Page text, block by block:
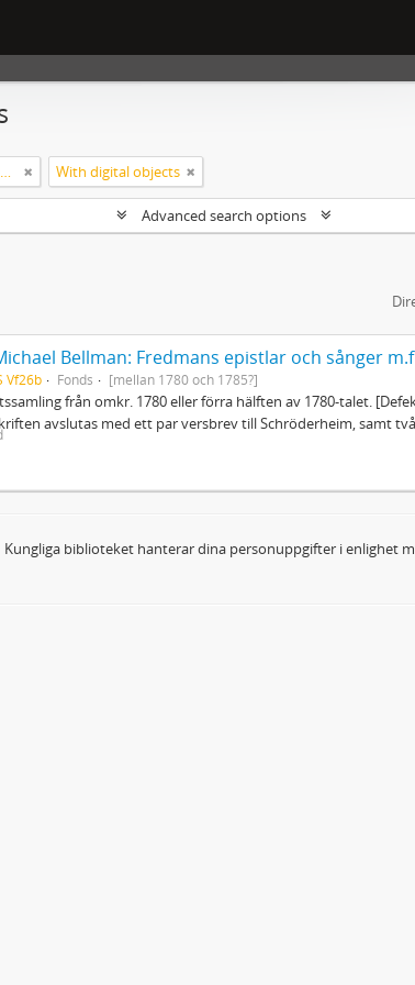
Carl Michael Bellman: Fredmans epistlar och sånger m.fl. Bellman-texter With digital objects
Advanced search options
Bellman: Fredmans epistlar och sånger
Vf26b Fonds [mellan 1780 och 1785?]
från omkr. 1780 eller förra hälften av 1780-talet.
avslutas med ett par versbrev till Schröderheim, samt
Kungliga biblioteket hanterar dina personuppgifter i enlighet